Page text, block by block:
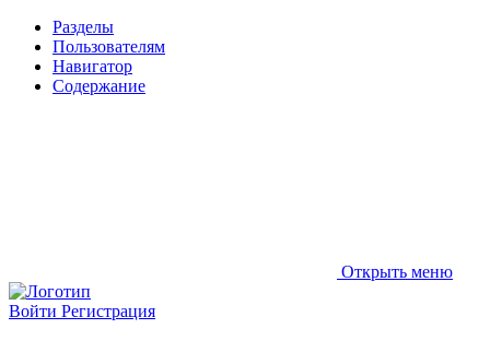
Разделы
Пользователям
Навигатор
Содержание
Открыть меню
Войти Регистрация